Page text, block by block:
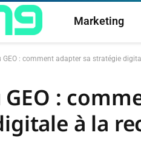
Marketing
GEO : comment adapter sa stratégie
GEO :
à la